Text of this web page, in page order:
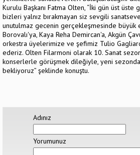
Kurulu Başkanı Fatma Olten, “İki gün üst
bizleri yalnız bırakmayan siz sevgili
unutulmaz gecenin gerçekleşmesinde büyük
Borovalı'ya, Kaya Reha Demircan'a, Akgün
orkestra üyelerimize ve şefimiz Tulio
ederiz. Olten Filarmoni olarak 10. Sanat
konserlerle görüşmek dileğiyle, yeni
bekliyoruz” şeklinde konuştu.
Adınız
Yorumunuz